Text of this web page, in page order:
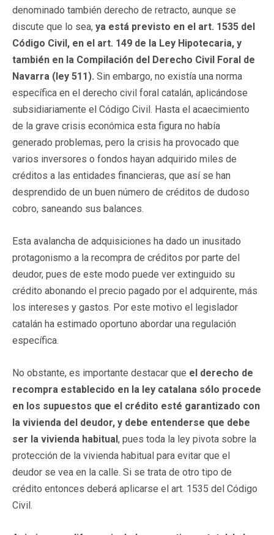
denominado también derecho de retracto, aunque se
discute que lo sea, ya está previsto en el art. 1535 del
Código Civil, en el art. 149 de la Ley Hipotecaria, y
también en la Compilación del Derecho Civil Foral de
Navarra (ley 511). Sin embargo, no existía una norma
específica en el derecho civil foral catalán, aplicándose
subsidiariamente el Código Civil. Hasta el acaecimiento
de la grave crisis económica esta figura no había
generado problemas, pero la crisis ha provocado que
varios inversores o fondos hayan adquirido miles de
créditos a las entidades financieras, que así se han
desprendido de un buen número de créditos de dudoso
cobro, saneando sus balances.
Esta avalancha de adquisiciones ha dado un inusitado
protagonismo a la recompra de créditos por parte del
deudor, pues de este modo puede ver extinguido su
crédito abonando el precio pagado por el adquirente, más
los intereses y gastos. Por este motivo el legislador
catalán ha estimado oportuno abordar una regulación
específica.
No obstante, es importante destacar que el derecho de
recompra establecido en la ley catalana sólo procede
en los supuestos que el crédito esté garantizado con
la vivienda del deudor, y debe entenderse que debe
ser la vivienda habitual, pues toda la ley pivota sobre la
protección de la vivienda habitual para evitar que el
deudor se vea en la calle. Si se trata de otro tipo de
crédito entonces deberá aplicarse el art. 1535 del Código
Civil.